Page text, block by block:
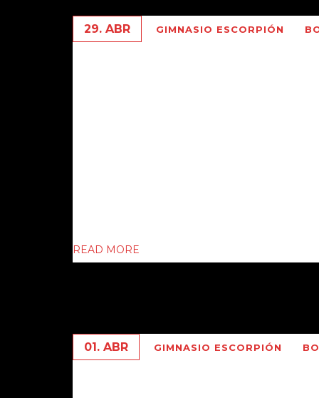
29. ABR GIMNASIO ESCORPIÓN
READ MORE
01. ABR GIMNASIO ESCORPIÓN